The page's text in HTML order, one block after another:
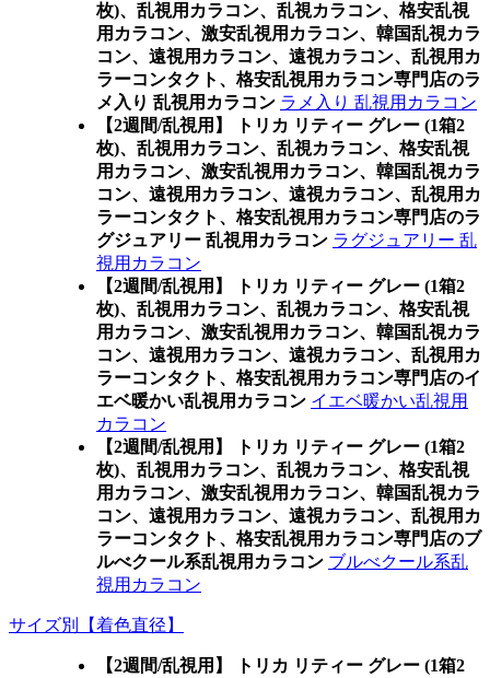
枚)、乱視用カラコン、乱視カラコン、格安乱視
用カラコン、激安乱視用カラコン、韓国乱視カラ
コン、遠視用カラコン、遠視カラコン、乱視用カ
ラーコンタクト、格安乱視用カラコン専門店のラ
メ入り 乱視用カラコン ラメ入り 乱視用カラコン
【2週間/乱視用】 トリカ リティー グレー (1箱2
枚)、乱視用カラコン、乱視カラコン、格安乱視
用カラコン、激安乱視用カラコン、韓国乱視カラ
コン、遠視用カラコン、遠視カラコン、乱視用カ
ラーコンタクト、格安乱視用カラコン専門店のラ
グジュアリー 乱視用カラコン ラグジュアリー 乱
視用カラコン
【2週間/乱視用】 トリカ リティー グレー (1箱2
枚)、乱視用カラコン、乱視カラコン、格安乱視
用カラコン、激安乱視用カラコン、韓国乱視カラ
コン、遠視用カラコン、遠視カラコン、乱視用カ
ラーコンタクト、格安乱視用カラコン専門店のイ
エベ暖かい乱視用カラコン イエベ暖かい乱視用
カラコン
【2週間/乱視用】 トリカ リティー グレー (1箱2
枚)、乱視用カラコン、乱視カラコン、格安乱視
用カラコン、激安乱視用カラコン、韓国乱視カラ
コン、遠視用カラコン、遠視カラコン、乱視用カ
ラーコンタクト、格安乱視用カラコン専門店のブ
ルべクール系乱視用カラコン ブルべクール系乱
視用カラコン
サイズ別【着色直径】
【2週間/乱視用】 トリカ リティー グレー (1箱2